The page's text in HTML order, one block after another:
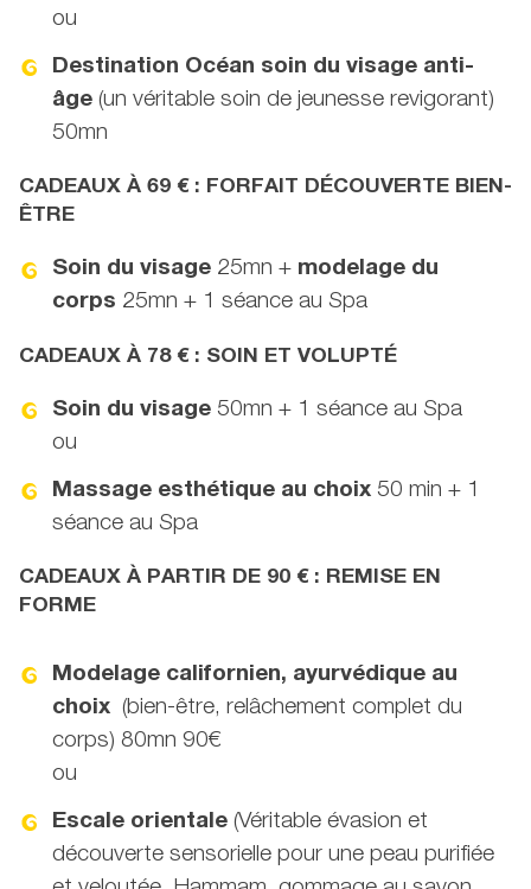
ou
Destination Océan soin du visage anti-
âge(un véritable soin de jeunesse revigorant)
50mn
CADEAUX À 69 € : FORFAIT DÉCOUVERTE BIEN-
ÊTRE
Soin du visage 25mn + modelage du
corps 25mn + 1 séance au Spa
CADEAUX À 78 € : SOIN ET VOLUPTÉ
Soin du visage50mn + 1 séance au Spa
ou
Massage esthétique au choix50 min + 1
séance au Spa
CADEAUX À PARTIR DE 90 € : REMISE EN
FORME
Modelage californien, ayurvédique au
choix (bien-être, relâchement complet du
corps) 80mn 90€
ou
Escale orientale(Véritable évasion et
découverte sensorielle pour une peau purifiée